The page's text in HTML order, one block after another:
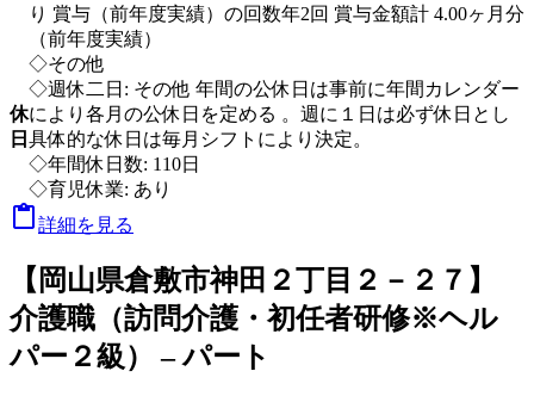
り 賞与（前年度実績）の回数年2回 賞与金額計 4.00ヶ月分
（前年度実績）
休
日
◇その他
◇週休二日: その他 年間の公休日は事前に年間カレンダー
により各月の公休日を定める 。週に１日は必ず休日とし
具体的な休日は毎月シフトにより決定。
◇年間休日数: 110日
◇育児休業: あり
詳細を見る
【岡山県倉敷市神田２丁目２－２７】
介護職（訪問介護・初任者研修※ヘル
パー２級） – パート